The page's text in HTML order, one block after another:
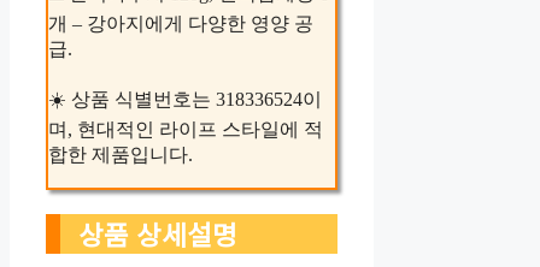
개 – 강아지에게 다양한 영양 공
급.
☀️ 상품 식별번호는 318336524이
며, 현대적인 라이프 스타일에 적
합한 제품입니다.
상품 상세설명